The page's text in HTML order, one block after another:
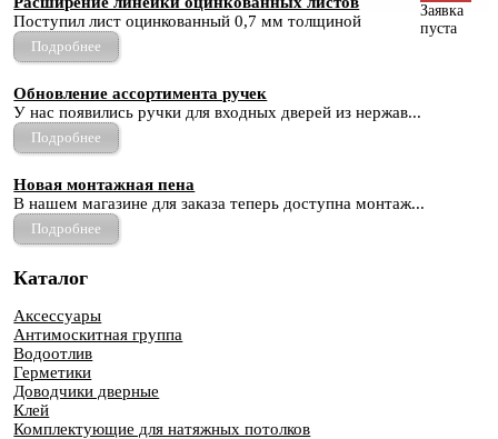
Заявка
пуста
Поступил лист оцинкованный 0,7 мм толщиной
Подробнее
Обновление ассортимента ручек
У нас появились ручки для входных дверей из нержав...
Подробнее
Новая монтажная пена
В нашем магазине для заказа теперь доступна монтаж...
Подробнее
Каталог
Аксессуары
Антимоскитная группа
Водоотлив
Герметики
Доводчики дверные
Клей
Комплектующие для натяжных потолков